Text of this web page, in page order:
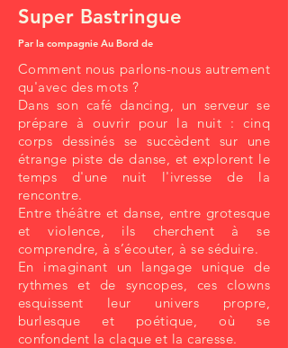
Super Bastringue
Par la compagnie Au Bord de
Comment nous parlons-nous autrement
qu'avec des mots ?
Dans son café dancing, un serveur se
prépare à ouvrir pour la nuit : cinq
corps dessinés se succèdent sur une
étrange piste de danse, et explorent le
temps d'une nuit l'ivresse de la
rencontre.
Entre théâtre et danse, entre grotesque
et violence, ils cherchent à se
comprendre, à s’écouter, à se séduire.
En imaginant un langage unique de
rythmes et de syncopes, ces clowns
esquissent leur univers propre,
burlesque et poétique, où se
confondent la claque et la caresse.